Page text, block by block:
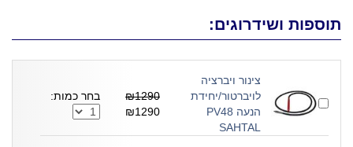
תוספות ושידרוגים:
צינור ויברציה
לויברטור/יחידת
הנעה PV48
SAHTAL
₪1290
בחר כמות: